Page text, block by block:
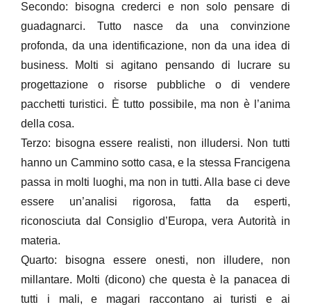
Secondo: bisogna crederci e non solo pensare di
guadagnarci. Tutto nasce da una convinzione
profonda, da una identificazione, non da una idea di
business. Molti si agitano pensando di lucrare su
progettazione o risorse pubbliche o di vendere
pacchetti turistici. È tutto possibile, ma non è l’anima
della cosa.
Terzo: bisogna essere realisti, non illudersi. Non tutti
hanno un Cammino sotto casa, e la stessa Francigena
passa in molti luoghi, ma non in tutti. Alla base ci deve
essere un’analisi rigorosa, fatta da esperti,
riconosciuta dal Consiglio d’Europa, vera Autorità in
materia.
Quarto: bisogna essere onesti, non illudere, non
millantare. Molti (dicono) che questa è la panacea di
tutti i mali, e magari raccontano ai turisti e ai